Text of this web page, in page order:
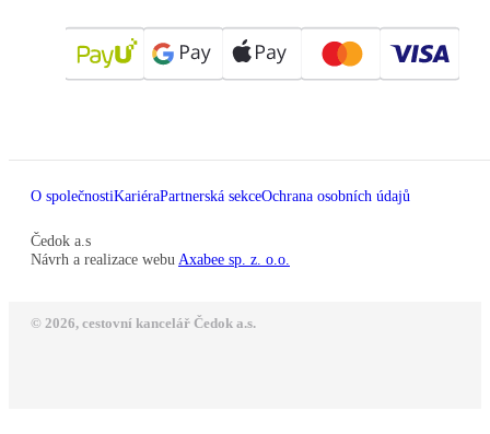
O společnostiKariéraPartnerská sekceOchrana osobních údajů
Čedok a.s
Návrh a realizace webu Axabee sp. z. o.o.
© 2026, cestovní kancelář Čedok a.s.